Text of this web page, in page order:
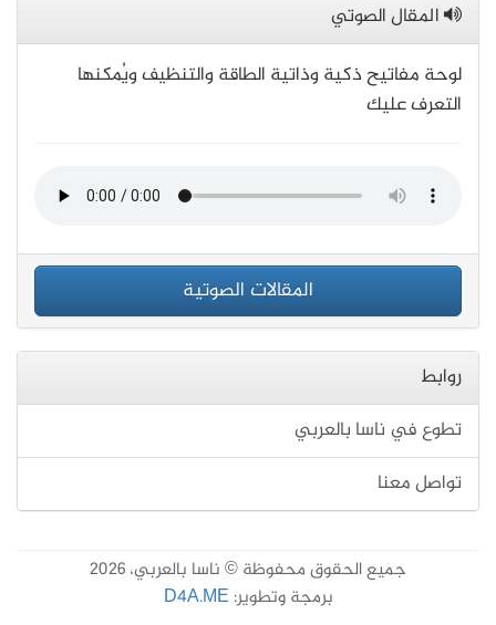
المقال الصوتي
لوحة مفاتيح ذكية وذاتية الطاقة والتنظيف ويُمكنها
التعرف عليك
المقالات الصوتية
روابط
تطوع في ناسا بالعربي
تواصل معنا
جميع الحقوق محفوظة © ناسا بالعربي، 2026
برمجة وتطوير: D4A.ME